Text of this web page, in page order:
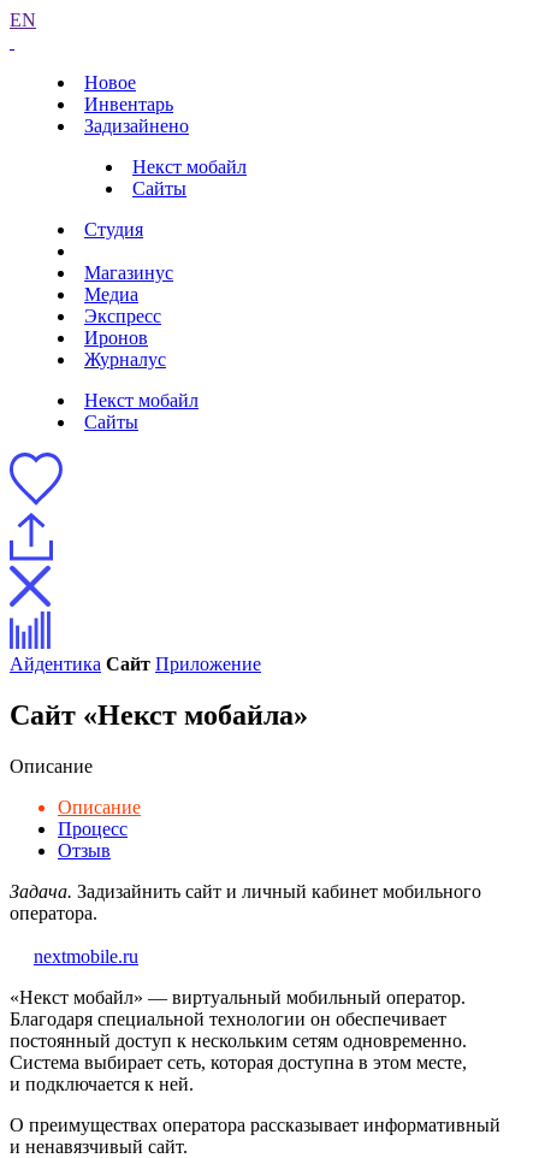
EN
Новое
Инвентарь
Задизайнено
Некст мобайл
Сайты
Студия
Магазинус
Медиа
Экспресс
Иронов
Журналус
Некст мобайл
Сайты
Айдентика Сайт Приложение
Сайт «Некст мобайла»
Описание
Описание
Процесс
Отзыв
Задача. Задизайнить сайт и личный кабинет мобильного
оператора.
nextmobile.ru
«Некст мобайл» — виртуальный мобильный оператор.
Благодаря специальной технологии он обеспечивает
постоянный доступ к нескольким сетям одновременно.
Система выбирает сеть, которая доступна в этом месте,
и подключается к ней.
О преимуществах оператора рассказывает информативный
и ненавязчивый сайт.